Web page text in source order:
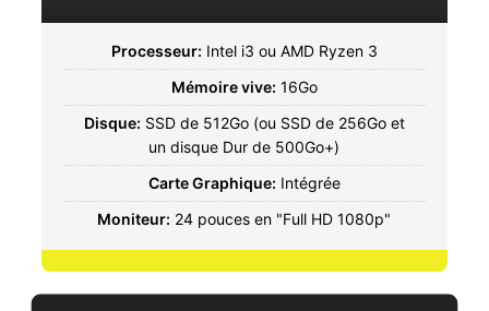
Processeur: Intel i3 ou AMD Ryzen 3
Mémoire vive: 16Go
Disque: SSD de 512Go (ou SSD de 256Go et
un disque Dur de 500Go+)
Carte Graphique: Intégrée
Moniteur: 24 pouces en "Full HD 1080p"